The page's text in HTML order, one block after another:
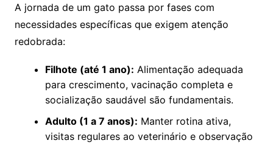
A jornada de um gato passa por fases com
necessidades específicas que exigem atenção
redobrada:
Filhote (até 1 ano): Alimentação adequada
para crescimento, vacinação completa e
socialização saudável são fundamentais.
Adulto (1 a 7 anos): Manter rotina ativa,
visitas regulares ao veterinário e observação